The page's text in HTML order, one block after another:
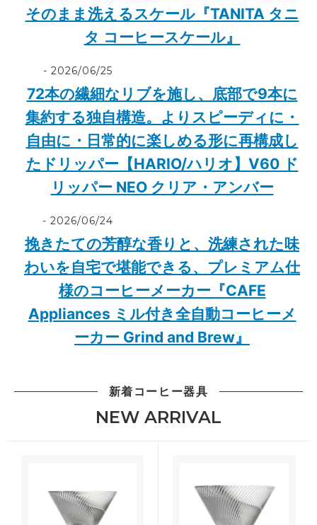
そのまま洗えるスケール『TANITA タニ
タ コーヒースケール』
2026/06/25
72本の繊細なリブを施し、底部で9本に
集約する独自構造。よりスピーディに・
自由に・日常的に楽しめる形に再構成し
たドリッパー【HARIO/ハリオ】V60 ド
リッパー NEO クリア・アンバー
2026/06/24
挽きたての芳醇な香りと、洗練された味
わいを自宅で堪能できる、プレミアム仕
様のコーヒーメーカー『CAFE
Appliances ミル付き全自動コーヒーメ
ーカー Grind and Brew』
新着コーヒー器具
NEW ARRIVAL